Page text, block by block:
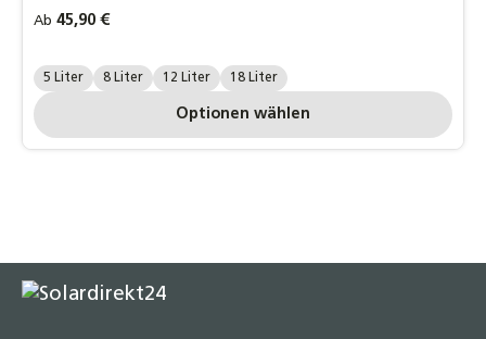
Regulärer Preis:
Ab 45,90 €
Ausdehnungsgefäß Größe:
5 Liter 8 Liter 12 Liter 18 Liter
Optionen wählen